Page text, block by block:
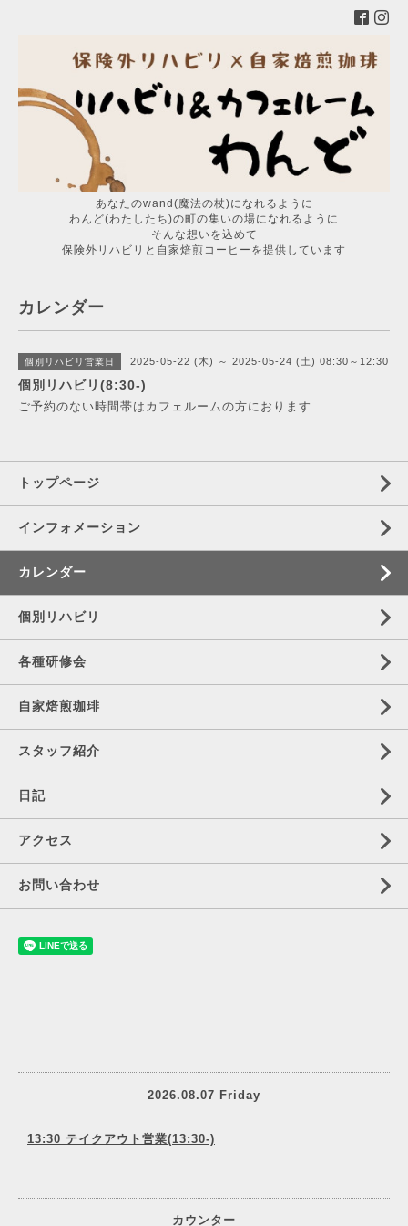
あなたのwand(魔法の杖)になれるように
わんど(わたしたち)の町の集いの場になれるように
そんな想いを込めて
保険外リハビリと自家焙煎コーヒーを提供しています
カレンダー
個別リハビリ営業日 2025-05-22 (木) ～ 2025-05-24 (土) 08:30～12:30
個別リハビリ(8:30-)
ご予約のない時間帯はカフェルームの方におります
トップページ
インフォメーション
カレンダー
個別リハビリ
各種研修会
自家焙煎珈琲
スタッフ紹介
日記
アクセス
お問い合わせ
2026.08.07 Friday
13:30 テイクアウト営業(13:30-)
カウンター